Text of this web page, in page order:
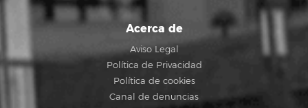
Acerca de
Aviso Legal
Política de Privacidad
Política de cookies
Canal de denuncias